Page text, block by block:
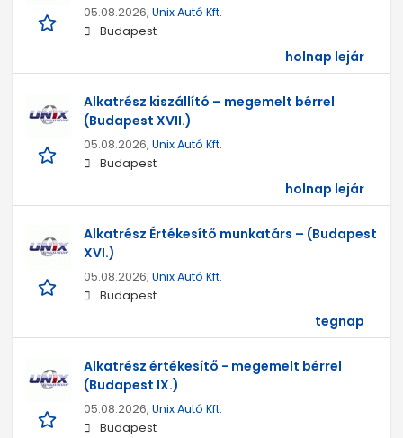
05.08.2026, Unix Autó Kft.
Budapest
holnap lejár
Alkatrész kiszállító – megemelt bérrel
(Budapest XVII.)
05.08.2026, Unix Autó Kft.
Budapest
holnap lejár
Alkatrész Értékesítő munkatárs – (Budapest
XVI.)
05.08.2026, Unix Autó Kft.
Budapest
tegnap
Alkatrész értékesítő - megemelt bérrel
(Budapest IX.)
05.08.2026, Unix Autó Kft.
Budapest